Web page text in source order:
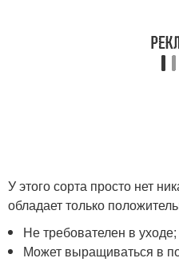
У этого сорта просто нет
обладает только
Не требователен в уходе;
Может выращиваться в